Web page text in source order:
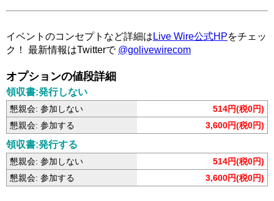
イベントのコンセプトなど詳細は Live Wire公式HPをチェッ
ク！ 最新情報はTwitterで @golivewirecom
オプションの値段詳細
領収書:発行しない
懇親会: 参加しない
514円(税0円)
懇親会: 参加する
3,600円(税0円)
領収書:発行する
懇親会: 参加しない
514円(税0円)
懇親会: 参加する
3,600円(税0円)